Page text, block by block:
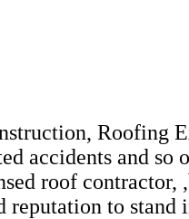
Roofing
accidents and so
roof
reputation to